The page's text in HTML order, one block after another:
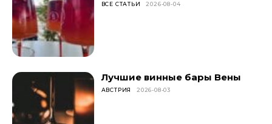
ВСЕ СТАТЬИ 2026-08-04
Лучшие винные бары Вены
АВСТРИЯ 2026-08-03